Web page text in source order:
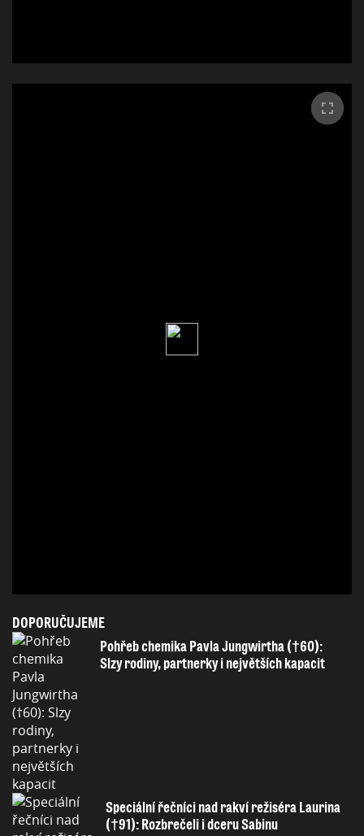
DOPORUČUJEME
Pohřeb chemika Pavla Jungwirtha (†60):
Slzy rodiny, partnerky i největších kapacit
Speciální řečníci nad rakví režiséra Laurina
(†91): Rozbrečeli i dceru Sabinu